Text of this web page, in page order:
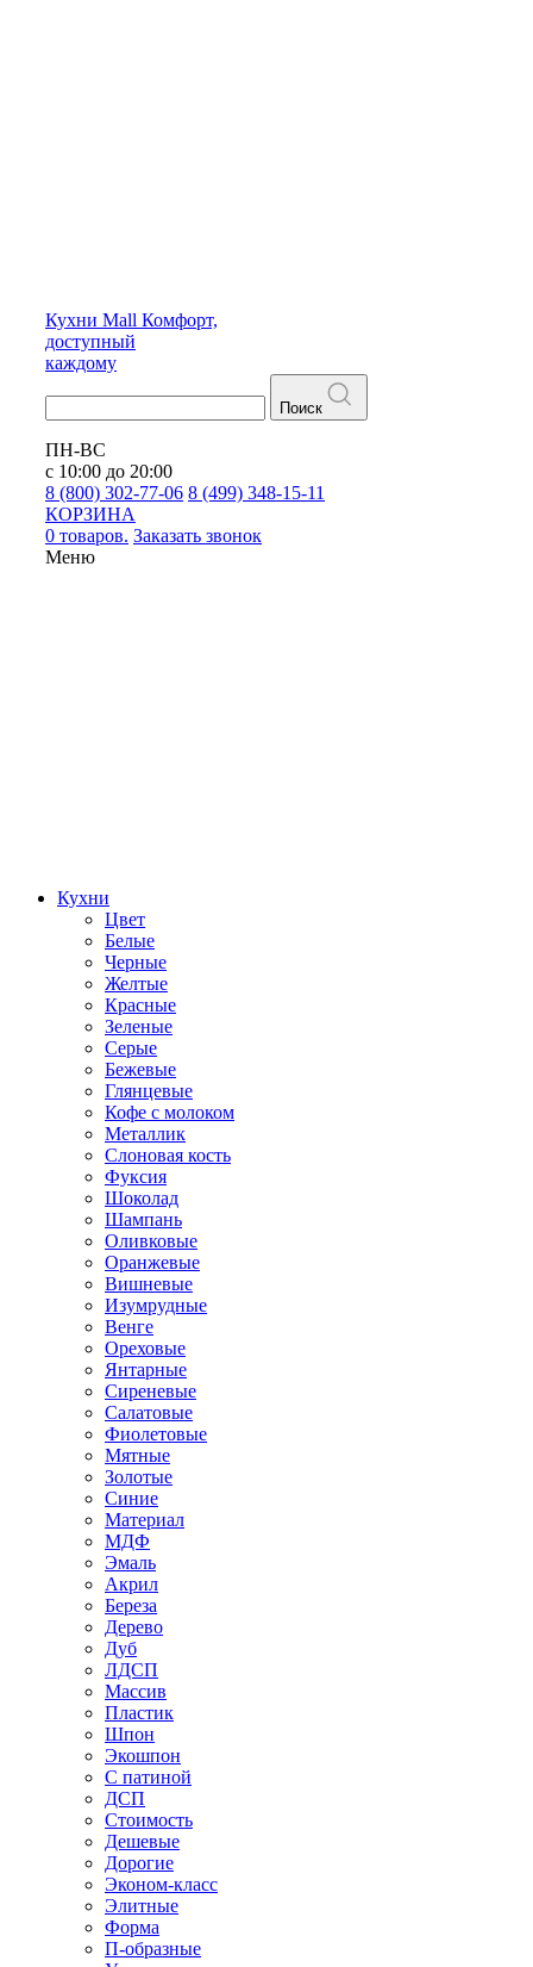
Кухни Mall Комфорт,
доступный
каждому
Поиск
ПН-ВС
с 10:00 до 20:00
8 (800) 302-77-06 8 (499) 348-15-11
КОРЗИНА
0 товаров. Заказать звонок
Меню
Кухни
Цвет
Белые
Черные
Желтые
Красные
Зеленые
Серые
Бежевые
Глянцевые
Кофе с молоком
Металлик
Слоновая кость
Фуксия
Шоколад
Шампань
Оливковые
Оранжевые
Вишневые
Изумрудные
Венге
Ореховые
Янтарные
Сиреневые
Салатовые
Фиолетовые
Мятные
Золотые
Синие
Материал
МДФ
Эмаль
Акрил
Береза
Дерево
Дуб
ЛДСП
Массив
Пластик
Шпон
Экошпон
С патиной
ДСП
Стоимость
Дешевые
Дорогие
Эконом-класс
Элитные
Форма
П-образные